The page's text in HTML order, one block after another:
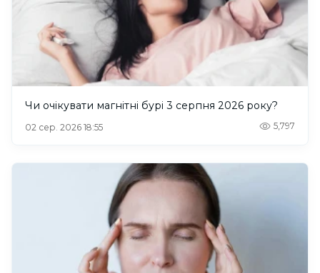
Чи очікувати магнітні бурі 3 серпня 2026 року?
02 сер. 2026 18:55 5,797